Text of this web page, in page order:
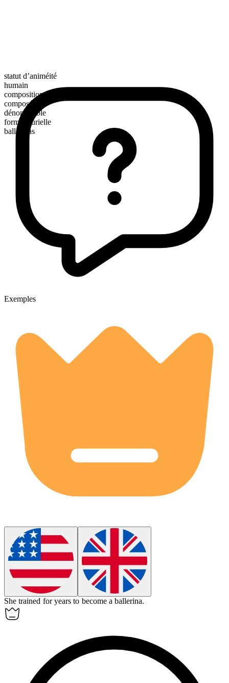
statut d’animéité
humain
composition morphologique
composé
dénombrable
forme plurielle
ballerinas
Exemples
She trained for years to become aballerina.